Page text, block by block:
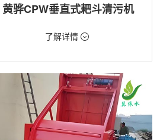
黄骅CPW垂直式耙斗清污机
价格：5268元/台了解详情